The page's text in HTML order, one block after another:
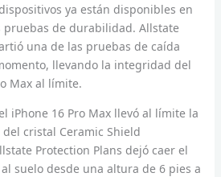
ya están disponibles en
pruebas de durabilidad. Allstate
una de las pruebas de caída
llevando la integridad del
Max al límite.
iPhone 16 Pro Max llevó al límite la
cristal Ceramic Shield
Protection Plans dejó caer el
suelo desde una altura de 6 pies a